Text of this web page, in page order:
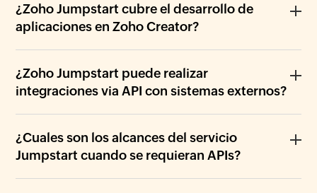
¿Zoho Jumpstart cubre el desarrollo de
aplicaciones en Zoho Creator?
¿Zoho Jumpstart puede realizar
integraciones via API con sistemas externos?
¿Cuales son los alcances del servicio
Jumpstart cuando se requieran APIs?